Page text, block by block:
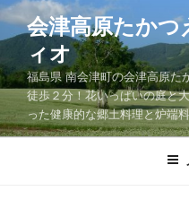
コ
ン
ツ
へ
ス
会津高原たか
ィオ
福島県 南会津町の会津高原た
徒歩２分！花いっぱいの庭と
った健康的な郷土料理と炉端